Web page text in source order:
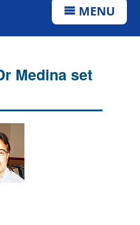
MENU
Medina set